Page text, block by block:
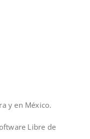
y en México.
Libre de